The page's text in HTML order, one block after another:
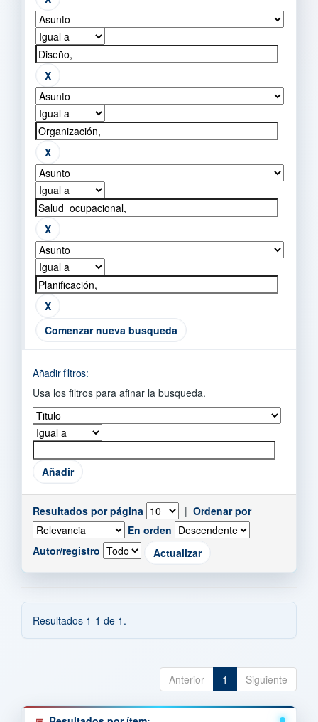
Comenzar nueva busqueda
Añadir filtros:
Usa los filtros para afinar la busqueda.
Resultados por página | Ordenar por
En orden
Autor/registro
Resultados 1-1 de 1.
Anterior 1 Siguiente